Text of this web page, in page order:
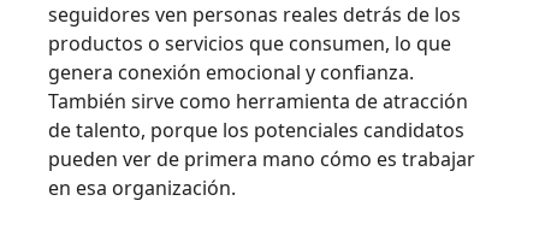
seguidores ven personas reales detrás de los
productos o servicios que consumen, lo que
genera conexión emocional y confianza.
También sirve como herramienta de atracción
de talento, porque los potenciales candidatos
pueden ver de primera mano cómo es trabajar
en esa organización.